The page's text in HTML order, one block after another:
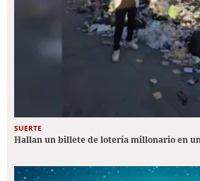
SUERTE
Hallan un billete de lotería millonario en